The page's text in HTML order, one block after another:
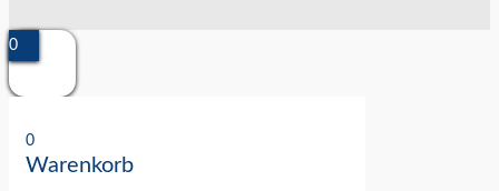
0
0
Warenkorb